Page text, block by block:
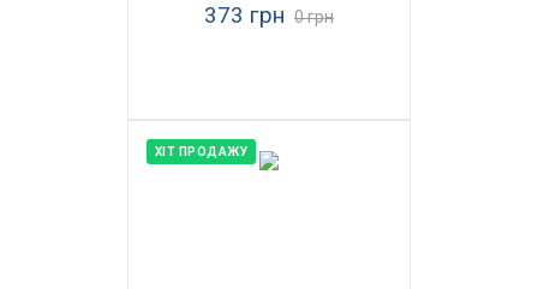
373 грн 0 грн
ХІТ ПРОДАЖУ